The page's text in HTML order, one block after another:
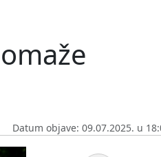
Datum objave: 09.07.2025. u